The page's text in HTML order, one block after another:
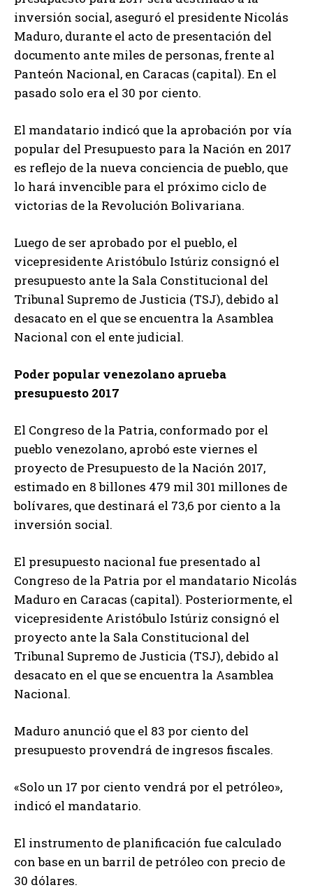
inversión social, aseguró el presidente Nicolás
Maduro, durante el acto de presentación del
documento ante miles de personas, frente al
Panteón Nacional, en Caracas (capital). En el
pasado solo era el 30 por ciento.
El mandatario indicó que la aprobación por vía
popular del Presupuesto para la Nación en 2017
es reflejo de la nueva conciencia de pueblo, que
lo hará invencible para el próximo ciclo de
victorias de la Revolución Bolivariana.
Luego de ser aprobado por el pueblo, el
vicepresidente Aristóbulo Istúriz consignó el
presupuesto ante la Sala Constitucional del
Tribunal Supremo de Justicia (TSJ), debido al
desacato en el que se encuentra la Asamblea
Nacional con el ente judicial.
Poder popular venezolano aprueba
presupuesto 2017
El Congreso de la Patria, conformado por el
pueblo venezolano, aprobó este viernes el
proyecto de Presupuesto de la Nación 2017,
estimado en 8 billones 479 mil 301 millones de
bolívares, que destinará el 73,6 por ciento a la
inversión social.
El presupuesto nacional fue presentado al
Congreso de la Patria por el mandatario Nicolás
Maduro en Caracas (capital). Posteriormente, el
vicepresidente Aristóbulo Istúriz consignó el
proyecto ante la Sala Constitucional del
Tribunal Supremo de Justicia (TSJ), debido al
desacato en el que se encuentra la Asamblea
Nacional.
Maduro anunció que el 83 por ciento del
presupuesto provendrá de ingresos fiscales.
«Solo un 17 por ciento vendrá por el petróleo»,
indicó el mandatario.
El instrumento de planificación fue calculado
con base en un barril de petróleo con precio de
30 dólares.